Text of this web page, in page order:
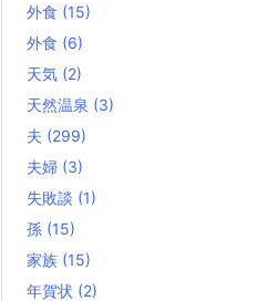
外食 (15)
外食 (6)
天気 (2)
天然温泉 (3)
夫 (299)
夫婦 (3)
失敗談 (1)
孫 (15)
家族 (15)
年賀状 (2)